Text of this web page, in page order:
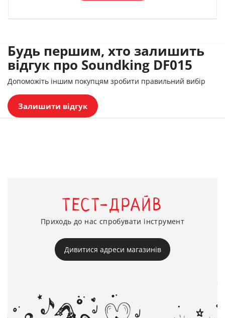
Будь першим, хто залишить
відгук про Soundking DF015
Допоможіть іншим покупцям зробити правильний вибір
Залишити відгук
ТЕСТ-ДРАЙВ
Приходь до нас спробувати інструмент
Дивитися адреси магазинів